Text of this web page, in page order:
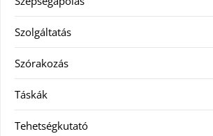
Szolgáltatás
Szórakozás
Táskák
Tehetségkutató